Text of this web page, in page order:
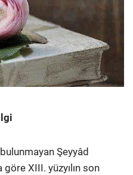
Şeyyâd
göre XIII. yüzyılın son